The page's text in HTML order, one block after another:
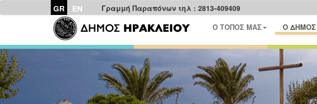
GR EN Γραμμή Παραπόνων τηλ : 2813-409409
Ο ΤΟΠΟΣ ΜΑΣ Ο ΔΗΜΟΣ